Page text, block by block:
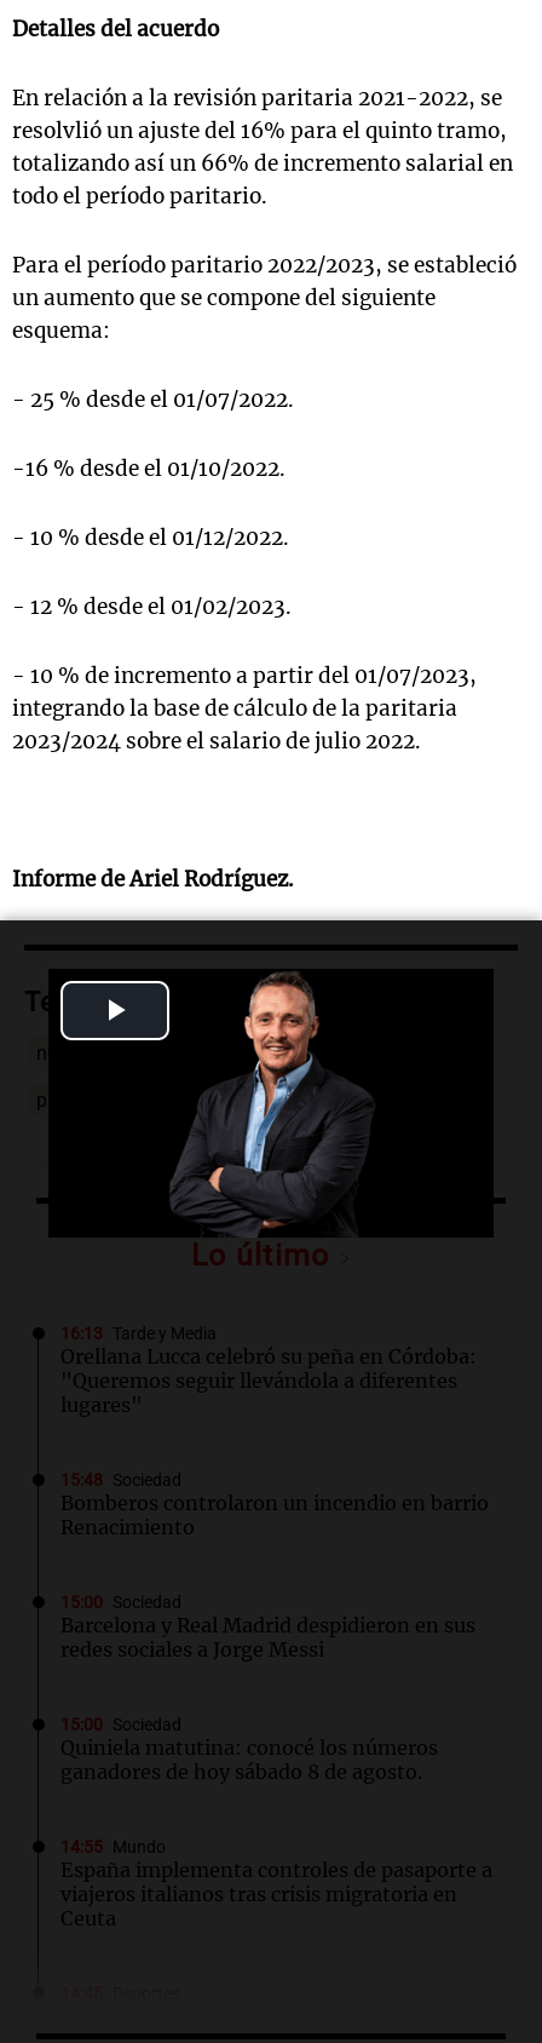
Detalles del acuerdo
En relación a la revisión paritaria 2021-2022, se
resolvlió un ajuste del 16% para el quinto tramo,
totalizando así un 66% de incremento salarial en
todo el período paritario.
Para el período paritario 2022/2023, se estableció
un aumento que se compone del siguiente
esquema:
- 25 % desde el 01/07/2022.
-16 % desde el 01/10/2022.
- 10 % desde el 01/12/2022.
- 12 % desde el 01/02/2023.
- 10 % de incremento a partir del 01/07/2023,
integrando la base de cálculo de la paritaria
2023/2024 sobre el salario de julio 2022.
Informe de Ariel Rodríguez.
Temas
neumáticos SUTNA
paritarias Gobierno importar
Lo último
16:13 Tarde y Media
Orellana Lucca celebró su peña en Córdoba:
"Queremos seguir llevándola a diferentes
lugares"
15:48 Sociedad
Bomberos controlaron un incendio en barrio
Renacimiento
15:00 Sociedad
Barcelona y Real Madrid despidieron en sus
redes sociales a Jorge Messi
15:00 Sociedad
Quiniela matutina: conocé los números
ganadores de hoy sábado 8 de agosto.
14:55 Mundo
España implementa controles de pasaporte a
viajeros italianos tras crisis migratoria en
Ceuta